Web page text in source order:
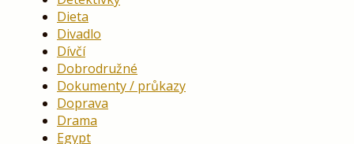
Dieta
Divadlo
Dívčí
Dobrodružné
Dokumenty / průkazy
Doprava
Drama
Egypt